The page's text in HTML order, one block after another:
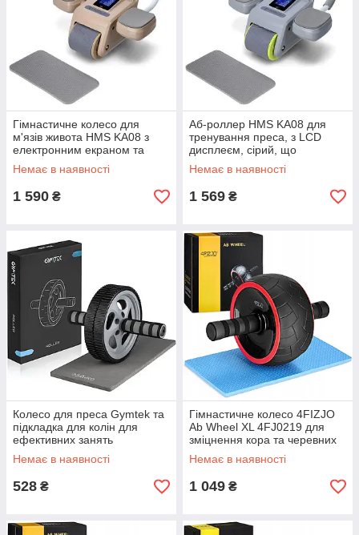
Гімнастичне колесо для
м'язів живота HMS KA08 з
електронним екраном та
зарядною функцією,
коричневе GoodPlace
Немає в наявності
1 590 ₴
Аб-роллер HMS KA08 для
тренування преса, з LCD
дисплеєм, сірий, що
перезаряджається GoodPlace
-worry-free-shopping-
Немає в наявності
1 569 ₴
Колесо для преса Gymtek та
підкладка для колін для
ефективних занять
GoodPlace -worry-free-
shopping-
Немає в наявності
528 ₴
Гімнастичне колесо 4FIZJO
Ab Wheel XL 4FJ0219 для
зміцнення кора та черевних
м'язів GoodPlace -worry-free-
shopping-
Немає в наявності
1 049 ₴